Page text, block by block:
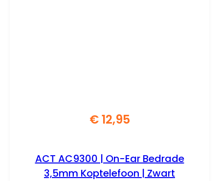
€12,95
ACT AC9300 | On-Ear Bedrade
3,5mm Koptelefoon | Zwart